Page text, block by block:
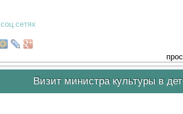
Визит министра культуры в